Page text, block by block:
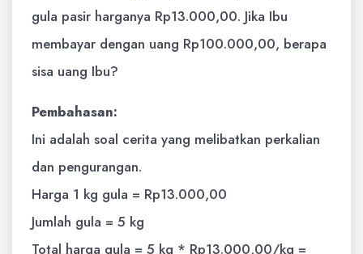
gula pasir harganya Rp13.000,00. Jika Ibu
membayar dengan uang Rp100.000,00, berapa
sisa uang Ibu?
Pembahasan:
Ini adalah soal cerita yang melibatkan perkalian
dan pengurangan.
Harga 1 kg gula = Rp13.000,00
Jumlah gula = 5 kg
Total harga gula = 5 kg * Rp13.000,00/kg =